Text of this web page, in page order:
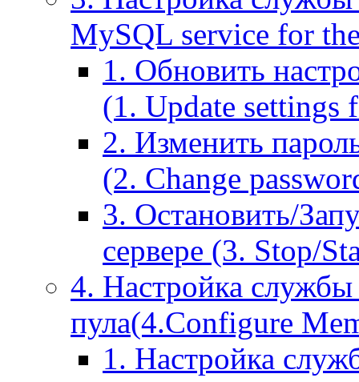
MySQL service for
1. Обновить
(1. Update settings
2. Изменить
(2. Change
3. Остановить/
сервере (3. Stop/
4. Настройка
пула(4.Configure
1. Настройка